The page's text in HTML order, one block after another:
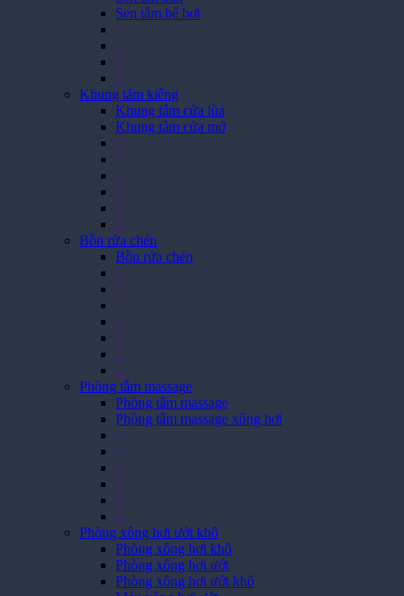
Sen tắm bể bơi
>
>
>
>
Khung tắm kiếng
Khung tắm cửa lùa
Khung tắm cửa mở
>
>
>
>
>
>
Bồn rửa chén
Bồn rửa chén
>
>
>
>
>
>
>
Phòng tắm massage
Phòng tắm massage
Phòng tắm massage xông hơi
>
>
>
>
>
>
Phòng xông hơi ướt khô
Phòng xông hơi khô
Phòng xông hơi ướt
Phòng xông hơi ướt khô